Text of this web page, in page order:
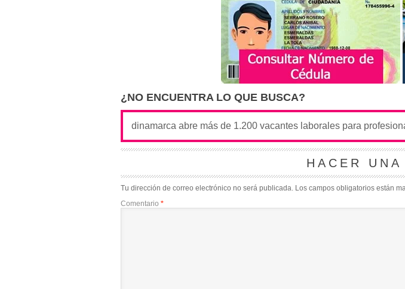
¿NO ENCUENTRA LO QUE BUSCA?
HACER
Tu dirección de correo electrónico no será publicada. Los campos obligatorios están
Comentario*